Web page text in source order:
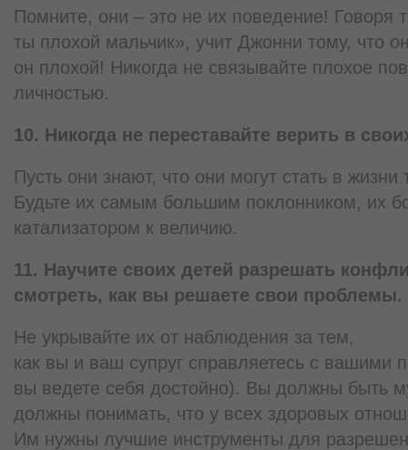
Помните, они – это не их поведение! Говоря
ты плохой мальчик», учит Джонни тому, что
он плохой! Никогда не связывайте плохое
личностью.
10. Никогда не переставайте верить в
Пусть они знают, что они могут стать в
Будьте их самым большим поклонником, их
катализатором к величию.
11. Научите своих детей разрешать
смотреть, как вы решаете свои проблемы.
Не укрывайте их от наблюдения за тем,
как вы и ваш супруг справляетесь с вашими
вы ведете себя достойно). Вы должны быть
должны понимать, что у всех здоровых
Им нужны лучшие инструменты для